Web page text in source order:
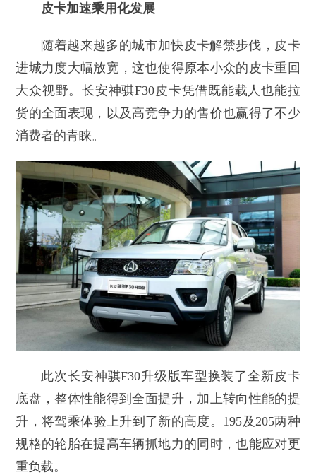
皮卡加速乘用化发展
随着越来越多的城市加快皮卡解禁步伐，皮卡
进城力度大幅放宽，这也使得原本小众的皮卡重回
大众视野。长安神骐F30皮卡凭借既能载人也能拉
货的全面表现，以及高竞争力的售价也赢得了不少
消费者的青睐。
此次长安神骐F30升级版车型换装了全新皮卡
底盘，整体性能得到全面提升，加上转向性能的提
升，将驾乘体验上升到了新的高度。195及205两种
规格的轮胎在提高车辆抓地力的同时，也能应对更
重负载。